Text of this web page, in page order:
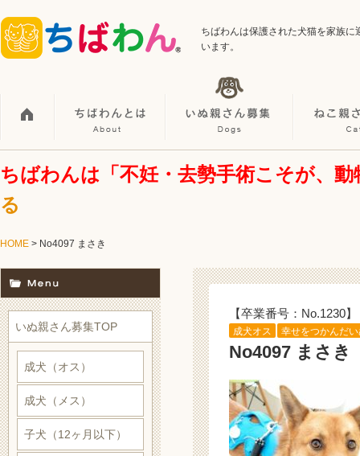
ちばわんは保護された犬猫を家族
います。
ちばわんは「不妊・去勢手術こそが、
る
HOME > No4097 まさき
【卒業番号：No.1230】
成犬オス 幸せをつかんだ
No4097 まさき
いぬ親さん募集TOP
成犬（オス）
成犬（メス）
子犬（12ヶ月以下）